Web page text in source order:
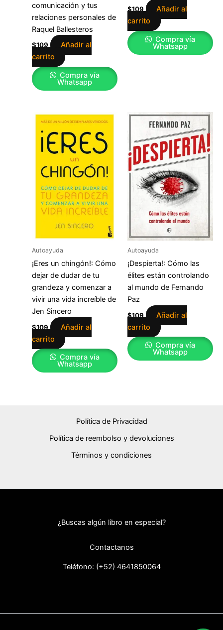
comunicación y tus
relaciones personales de
Raquel Ballesteros
$109
Añadir al
carrito
Compra vía
Whatsapp
$109
Añadir al
carrito
Compra vía
Whatsapp
Autoayuda
¡Eres un chingón!: Cómo
dejar de dudar de tu
grandeza y comenzar a
vivir una vida increíble de
Jen Sincero
$109
Añadir al
carrito
Compra vía
Whatsapp
Autoayuda
¡Despierta!: Cómo las
élites están controlando
al mundo de Fernando
Paz
$109
Añadir al
carrito
Compra vía
Whatsapp
Política de Privacidad
Política de reembolso y devoluciones
Términos y condiciones
¿Buscas algún libro en especial?
Contactanos
Teléfono: (+52) 4641850064